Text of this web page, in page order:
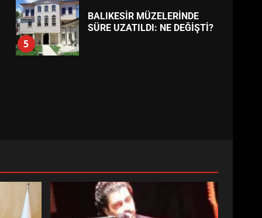
ESA 2026’DA TÜRK BAHARATI
4
EDREMİT’İN GURURU TÜRKİYE
FİNALİNDE NE BAŞARDI?